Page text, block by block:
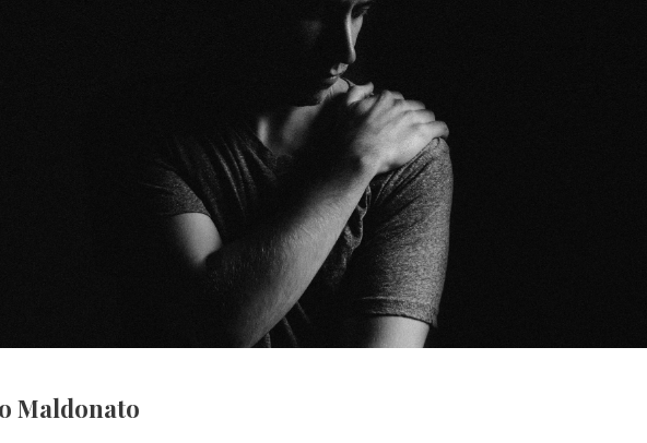
Maldonato